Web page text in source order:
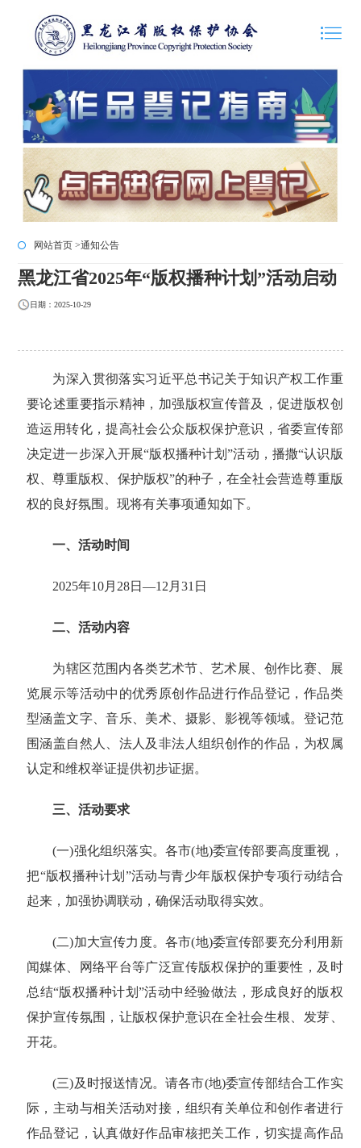
网站首页 >通知公告
黑龙江省2025年“版权播种计划”活动启动
日期：2025-10-29
为深入贯彻落实习近平总书记关于知识产权工作重
要论述重要指示精神，加强版权宣传普及，促进版权创
造运用转化，提高社会公众版权保护意识，省委宣传部
决定进一步深入开展“版权播种计划”活动，播撒“认识版
权、尊重版权、保护版权”的种子，在全社会营造尊重版
权的良好氛围 。现将有关事项通知如下。
一、活动时间
2025年10月28日—12月31日
二、活动内容
为辖区范围内各类艺术节、艺术展、创作比赛、展
览展示等活动中的优秀原创作品进行作品登记，作品类
型涵盖文字、音乐、美术、摄影、影视等领域。登记范
围涵盖自然人、法人及非法人组织创作的作品，为权属
认定和维权举证提供初步证据。
三、活动要求
(一)强化组织落实。各市(地)委宣传部要高度重视，
把“版权播种计划”活动与青少年版权保护专项行动结合
起来， 加强协调联动，确保活动取得实效。
(二)加大宣传力度。各市(地)委宣传部要充分利用新
闻媒体、网络平台等广泛宣传版权保护的重要性，及时
总结“版权播种计划”活动中经验做法，形成良好的版权
保护宣传氛围， 让版权保护意识在全社会生根、发芽、
开花。
(三)及时报送情况。请各市(地)委宣传部结合工作实
际，主动与相关活动对接，组织有关单位和创作者进行
作品登记，认真做好作品审核把关工作，切实提高作品